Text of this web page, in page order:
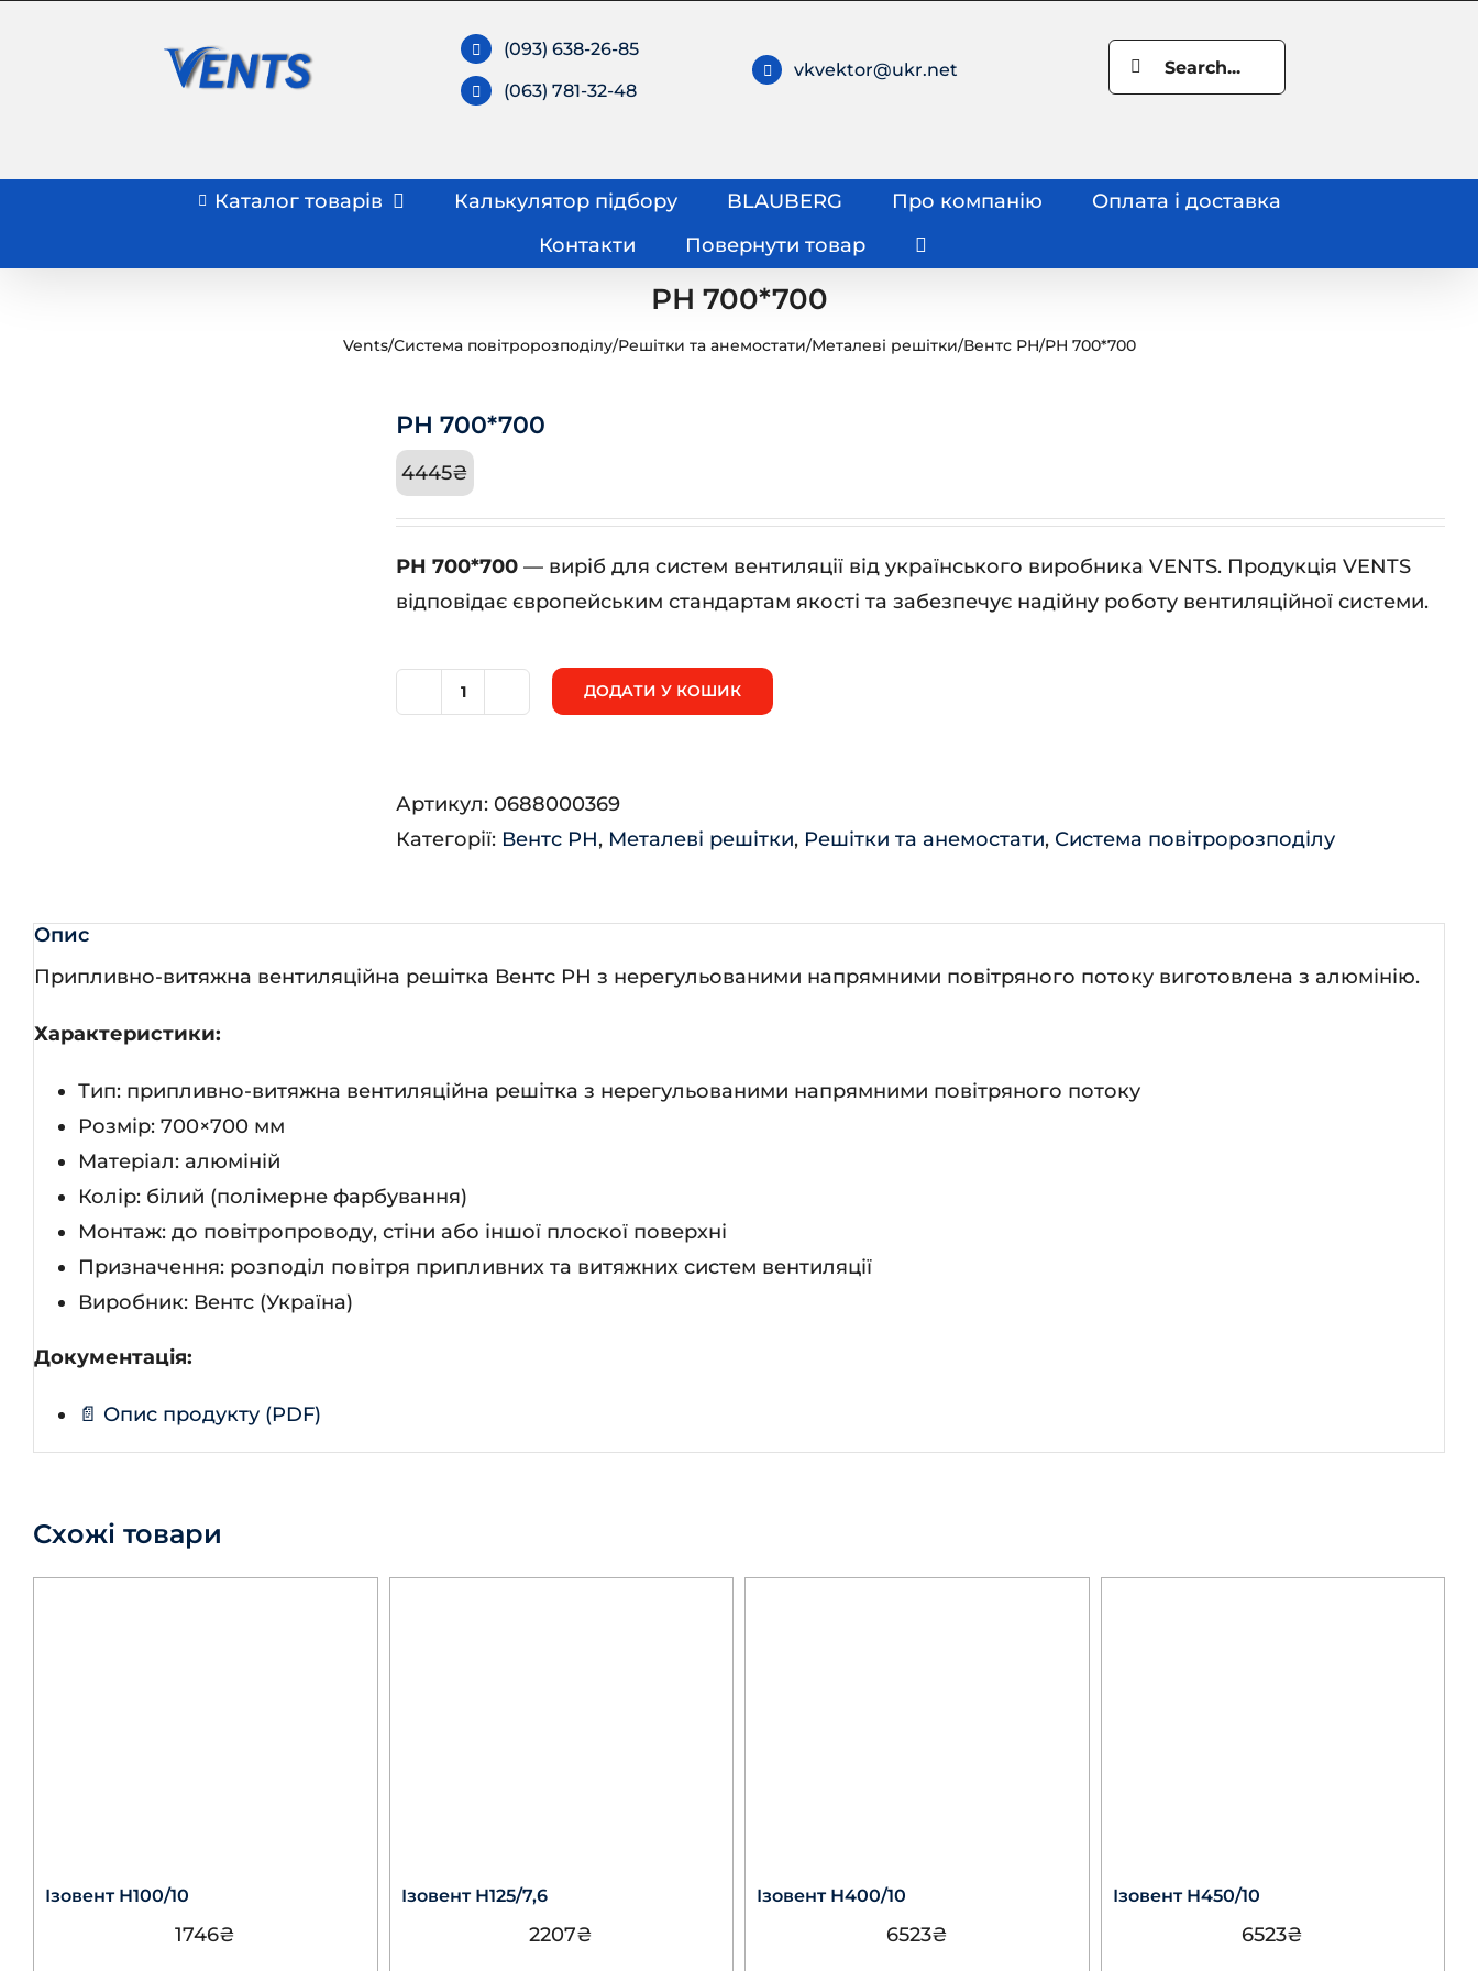
(093) 638-26-85
(063) 781-32-48
vkvektor@ukr.net
Search
for:
Каталог товарів Калькулятор підбору BLAUBERG Про компанію
Оплата і доставка
Контакти
Повернути товар
РН 700*700
Vents/Система повітророзподілу/Решітки та анемостати/Металеві решітки/Вентс РН/РН 700*700
РН 700*700
4445₴
РН 700*700 — виріб для систем вентиляції від українського виробника VENTS. Продукція VENTS
відповідає європейським стандартам якості та забезпечує надійну роботу вентиляційної системи.
ДОДАТИ У КОШИК
Артикул: 0688000369
Категорії: Вентс РН, Металеві решітки, Решітки та анемостати, Система повітророзподілу
Опис
Припливно-витяжна вентиляційна решітка Вентс РН з нерегульованими напрямними повітряного потоку виготовлена з алюмінію.
Характеристики:
Тип: припливно-витяжна вентиляційна решітка з нерегульованими напрямними повітряного потоку
Розмір: 700×700 мм
Матеріал: алюміній
Колір: білий (полімерне фарбування)
Монтаж: до повітропроводу, стіни або іншої плоскої поверхні
Призначення: розподіл повітря припливних та витяжних систем вентиляції
Виробник: Вентс (Україна)
Документація:
📄 Опис продукту (PDF)
Схожі товари
Ізовент Н100/10
1746₴
Ізовент Н125/7,6
2207₴
Ізовент Н400/10
6523₴
Ізовент Н450/10
6523₴